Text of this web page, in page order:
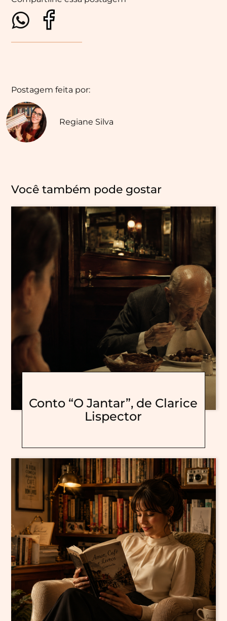
Postagem feita por:
Regiane Silva
Você também pode gostar
Conto “O Jantar”, de Clarice
Lispector